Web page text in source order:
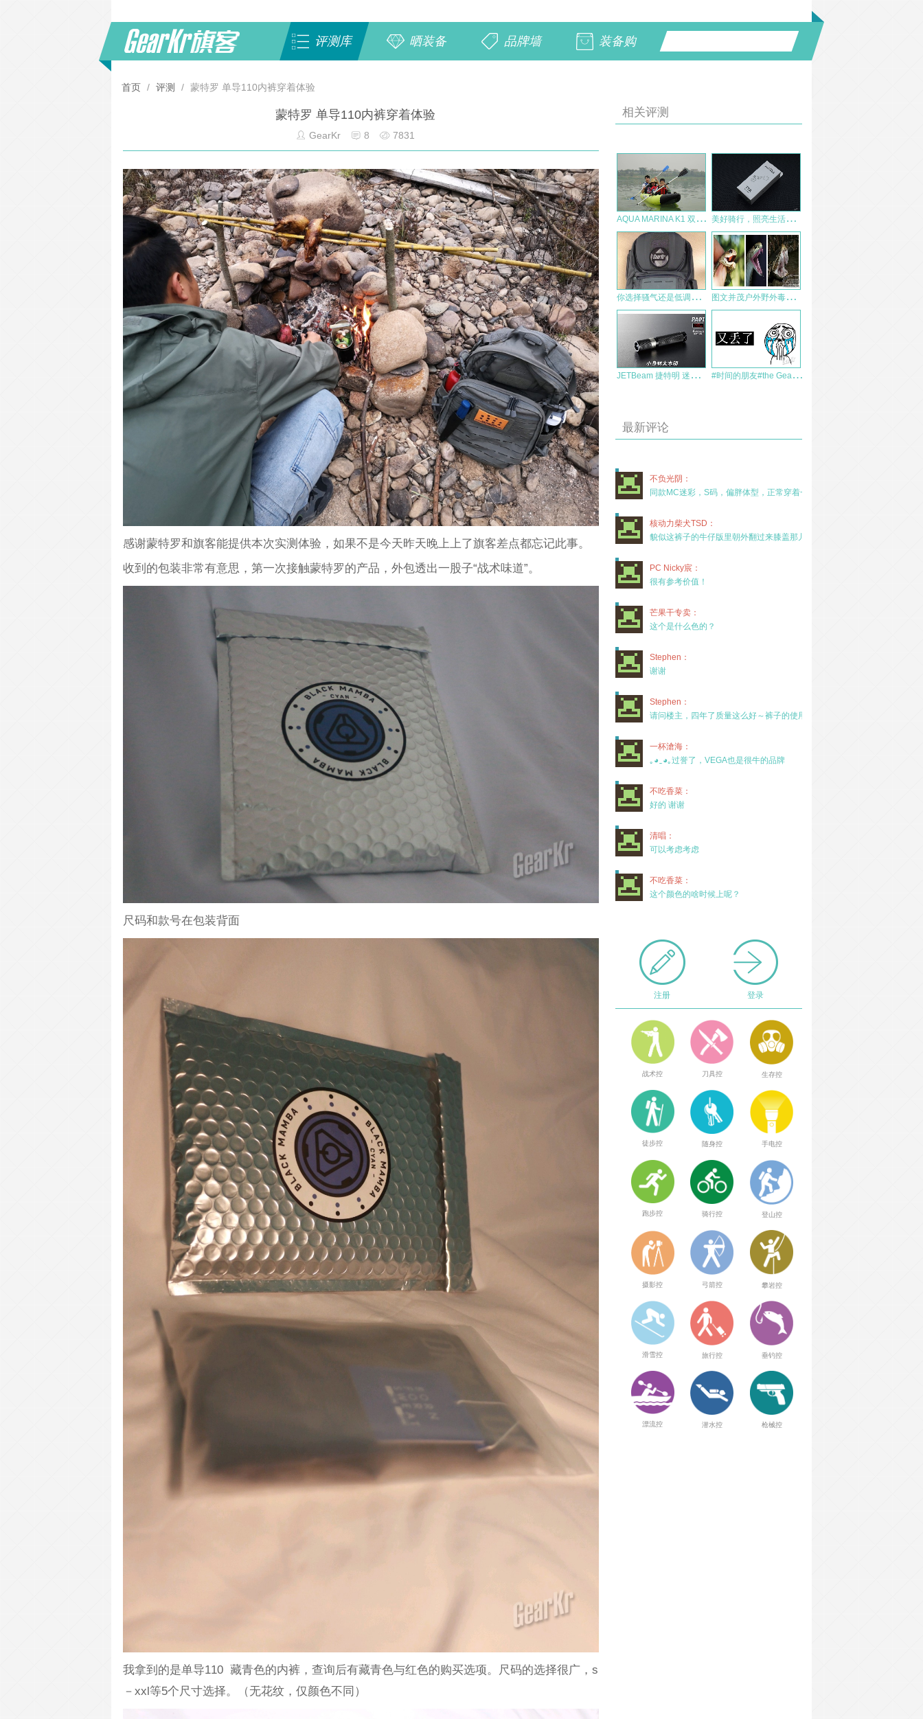
评测库 晒装备 品牌墙 装备购
首页 / 评测 / 蒙特罗 单导110内裤穿着体验
蒙特罗 单导110内裤穿着体验
GearKr 8 7831
感谢蒙特罗和旗客能提供本次实测体验，如果不是今天昨天晚上上了旗客差点都忘记此事。
收到的包装非常有意思，第一次接触蒙特罗的产品，外包透出一股子“战术味道”。
尺码和款号在包装背面
我拿到的是单导110 藏青色的内裤，查询后有藏青色与红色的购买选项。尺码的选择很广，s
－xxl等5个尺寸选择。（无花纹，仅颜色不同）
相关评测
A
QUA MARINA K1 双人充气独木舟 BT-88860 装备测评报告 美
好骑行，照亮生活！迈极炫RN400车灯&TTA多功能支架体验
你
选择骚气还是低调？ — SOG十字军、轻骑兵使用有感 图
文并茂户外野外毒蛇知识
J
ETBeam 捷特明 迷你强光手电筒 PA01 测评报告 #
时间的朋友#the GearKr in my heart
最新评论
不负光阴：
同款MC迷彩，S码，偏胖体型，正常穿着一年半，没
核动力柴犬TSD：
貌似这裤子的牛仔版里朝外翻过来膝盖那儿有放护膝的
PC Nicky宸：
很有参考价值！
芒果干专卖：
这个是什么色的？
Stephen：
谢谢
Stephen：
请问楼主，四年了质量这么好～裤子的使用率高吗？
一杯滄海：
｡◕‿◕｡过誉了，VEGA也是很牛的品牌
不吃香菜：
好的 谢谢
清唱：
可以考虑考虑
不吃香菜：
这个颜色的啥时候上呢？
注册 登录
战术控 刀具控 生存控
徒步控 随身控 手电控
跑步控 骑行控 登山控
摄影控 弓箭控 攀岩控
滑雪控 旅行控 垂钓控
漂流控 潜水控 枪械控